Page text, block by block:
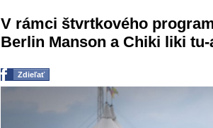
V rámci štvrtkového
Berlin Manson a Chiki liki tu-
Zdieľať